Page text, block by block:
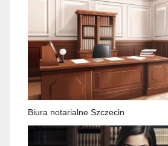
Biura notarialne Szczecin